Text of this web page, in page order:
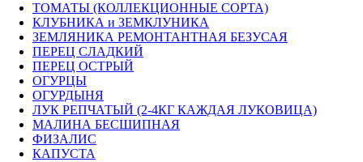
ТОМАТЫ (КОЛЛЕКЦИОННЫЕ СОРТА)
КЛУБНИКА и ЗЕМКЛУНИКА
ЗЕМЛЯНИКА РЕМОНТАНТНАЯ БЕЗУСАЯ
ПЕРЕЦ СЛАДКИЙ
ПЕРЕЦ ОСТРЫЙ
ОГУРЦЫ
ОГУРДЫНЯ
ЛУК РЕПЧАТЫЙ (2-4КГ КАЖДАЯ ЛУКОВИЦА)
МАЛИНА БЕСШИПНАЯ
ФИЗАЛИС
КАПУСТА